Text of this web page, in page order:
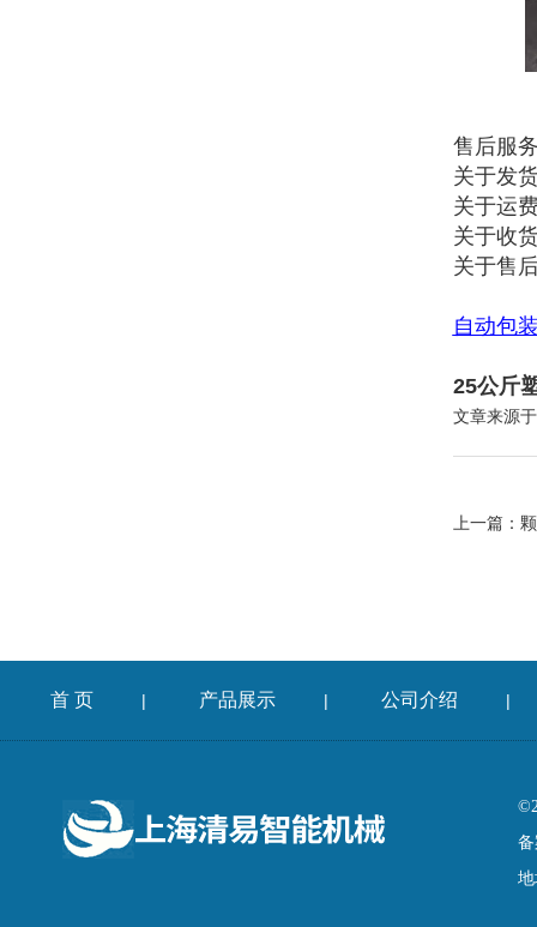
售后服
关于发
关于运
关于收
关于售
自动包
25公斤
文章来源
上一篇：
首 页 | 产品展示 | 公司介绍 |
备